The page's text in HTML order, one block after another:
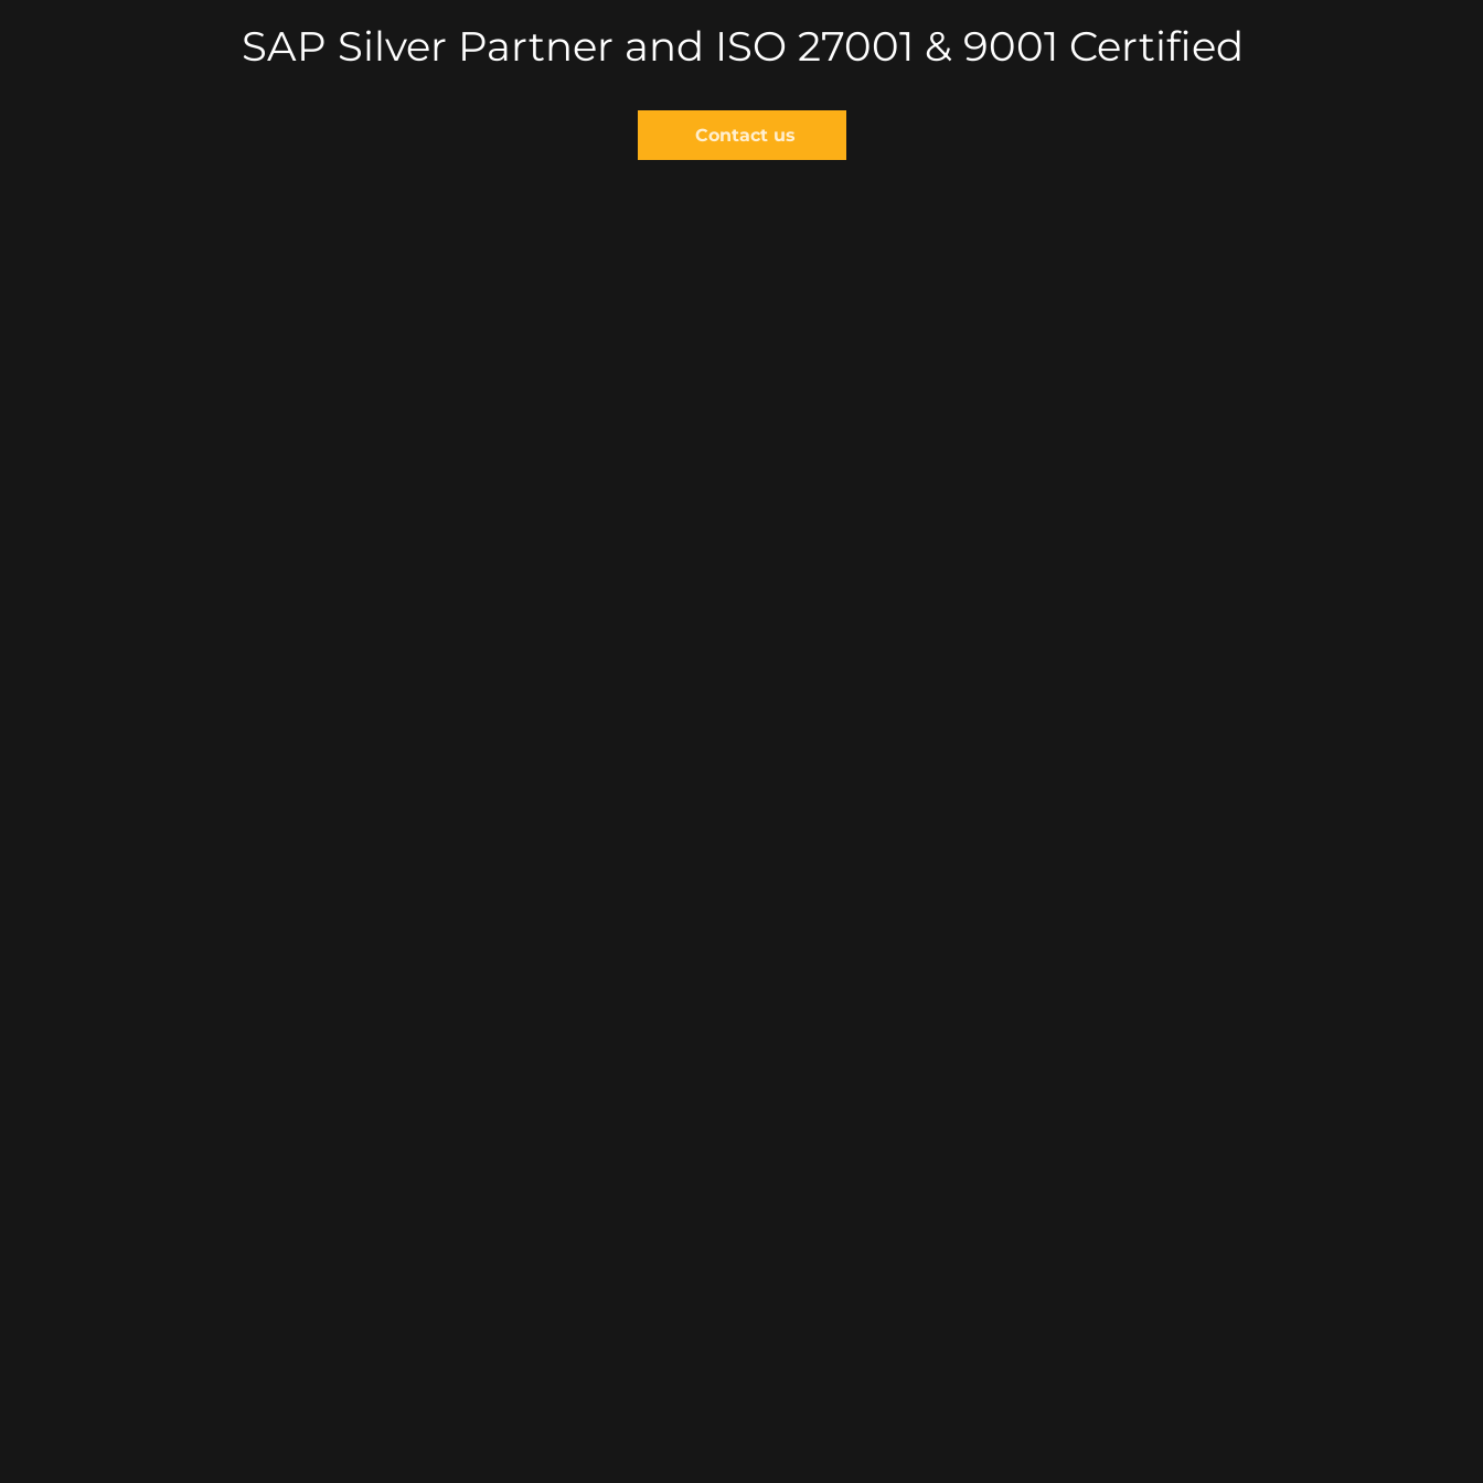
SAP Silver Partner and ISO 27001 & 9001 Certified
Contact us